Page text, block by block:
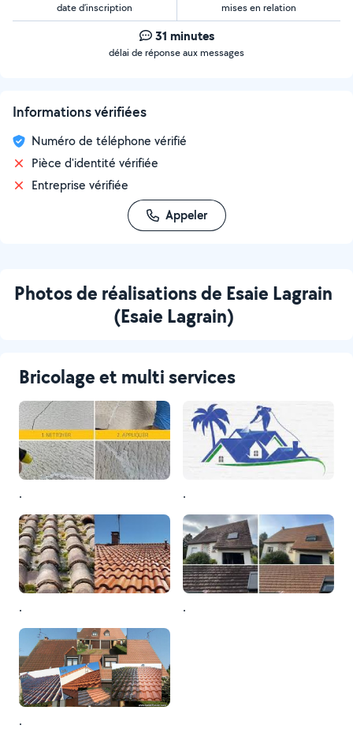
date d’inscription mises en relation
31 minutes
délai de réponse aux messages
Informations vérifiées
Numéro de téléphone vérifié
Pièce d'identité vérifiée
Entreprise vérifiée
Appeler
Photos de réalisations de Esaie Lagrain
(Esaie Lagrain)
Bricolage et multi services
. .
. .
.